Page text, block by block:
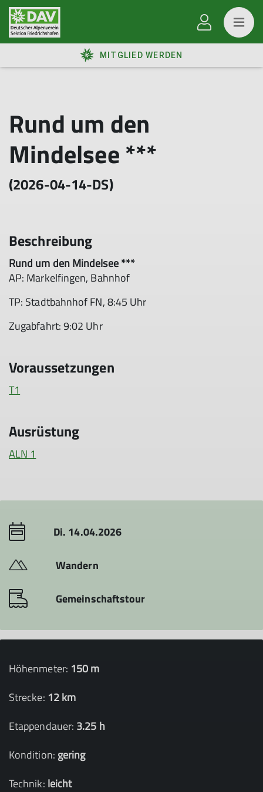
MITGLIED WERDEN
Rund um den
Mindelsee ***
(2026-04-14-DS)
Beschreibung
Rund um den Mindelsee ***
AP: Markelfingen, Bahnhof
TP: Stadtbahnhof FN, 8:45 Uhr
Zugabfahrt: 9:02 Uhr
Voraussetzungen
T1
Ausrüstung
ALN 1
Di. 14.04.2026
Wandern
Gemeinschaftstour
Höhenmeter: 150 m
Strecke: 12 km
Etappendauer: 3.25 h
Kondition: gering
Technik: leicht